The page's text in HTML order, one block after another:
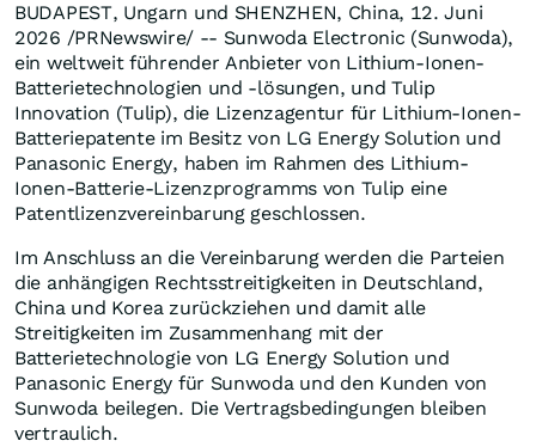
BUDAPEST, Ungarn und SHENZHEN, China, 12. Juni
2026 /PRNewswire/ -- Sunwoda Electronic (Sunwoda),
ein weltweit führender Anbieter von Lithium-Ionen-
Batterietechnologien und -lösungen, und Tulip
Innovation (Tulip), die Lizenzagentur für Lithium-Ionen-
Batteriepatente im Besitz von LG Energy Solution und
Panasonic Energy, haben im Rahmen des Lithium-
Ionen-Batterie-Lizenzprogramms von Tulip eine
Patentlizenzvereinbarung geschlossen.
Im Anschluss an die Vereinbarung werden die Parteien
die anhängigen Rechtsstreitigkeiten in Deutschland,
China und Korea zurückziehen und damit alle
Streitigkeiten im Zusammenhang mit der
Batterietechnologie von LG Energy Solution und
Panasonic Energy für Sunwoda und den Kunden von
Sunwoda beilegen. Die Vertragsbedingungen bleiben
vertraulich.